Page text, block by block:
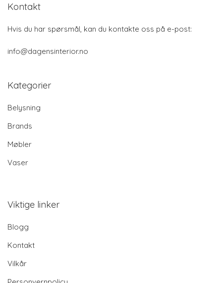
Kontakt
Hvis du har spørsmål, kan du kontakte oss på e-post:
info@dagensinterior.no
Kategorier
Belysning
Brands
Møbler
Vaser
Viktige linker
Blogg
Kontakt
Vilkår